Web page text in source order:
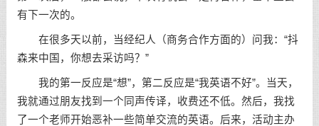
有下一次的。
在很多天以前，当经纪人（商务合作方面的）问我：“抖
森来中国，你想去采访吗？”
我的第一反应是“想”，第二反应是“我英语不好”。当天，
我就通过朋友找到一个同声传译，收费还不低。然后，我找
了一个老师开始恶补一些简单交流的英语。后来，活动主办